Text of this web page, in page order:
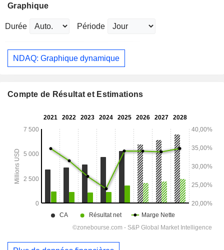
Graphique
Durée Période
NDAQ: Graphique dynamique
Compte de Résultat et Estimations